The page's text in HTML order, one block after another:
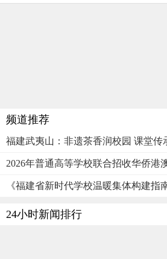
频道推荐
福建武夷山：非遗茶香润校园 课堂传
2026年普通高等学校联合招收华侨港
《福建省新时代学校温暖集体构建指
24小时新闻排行